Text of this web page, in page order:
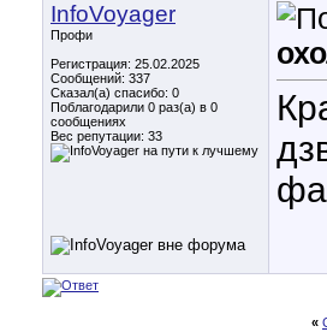
InfoVoyager
Профи
Регистрация: 25.02.2025
Сообщений: 337
Сказал(а) спасибо: 0
Поблагодарили 0 раз(а) в 0
сообщениях
Вес репутации: 33
«